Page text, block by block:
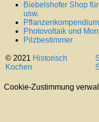
Biebelshofer Shop
usw.
Pflanzenkompendium
Photovoltaik und
Pilzbestimmer
© 2021 Historisch
Kochen
Cookie-Zustimmung